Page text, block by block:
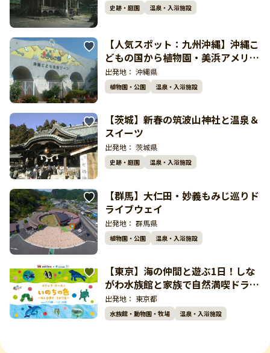
史跡・庭園 温泉・入浴施設
【人気スポット：九州沖縄】沖縄こ
どもの国から植物園・美浜アメリカ
ンビレッジ満喫ルート
出発地： 沖縄県
植物園・公園 温泉・入浴施設
【茨城】新春の筑波山神社と温泉＆
スイーツ
出発地： 茨城県
史跡・庭園 温泉・入浴施設
【群馬】大仁田・妙義もみじ巡りド
ライブウェイ
出発地： 群馬県
植物園・公園 温泉・入浴施設
【東京】海の仲間と遊ぶ1日！しな
がわ水族館と家族で自然満喫ドライ
ブ
出発地： 東京都
水族館・動物園・牧場 温泉・入浴施設